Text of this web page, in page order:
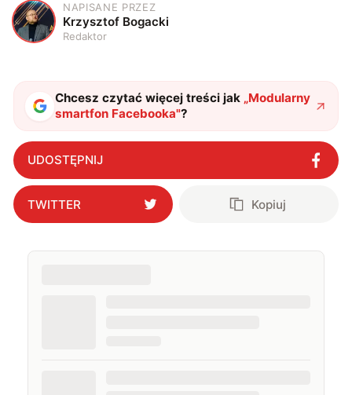
K
NAPISANE PRZEZ
Krzysztof Bogacki
Redaktor
Chcesz czytać więcej treści jak „Modularny
smartfon Facebooka"?
UDOSTĘPNIJ
TWITTER Kopiuj